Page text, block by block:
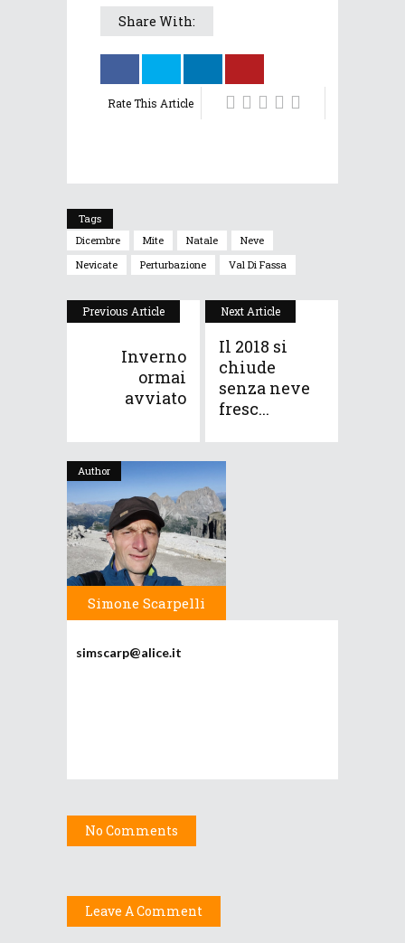
Share With:
Rate This Article
Tags
Dicembre
Mite Natale
Neve
Nevicate
Perturbazione Val Di Fassa
Previous Article
Inverno
ormai
avviato
Next Article
Il 2018 si
chiude
senza neve
fresc...
Author
Simone Scarpelli
simscarp@alice.it
No Comments
Leave A Comment